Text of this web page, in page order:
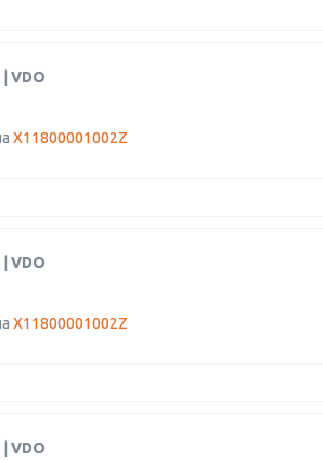
VDO
X11800001002Z
VDO
X11800001002Z
VDO